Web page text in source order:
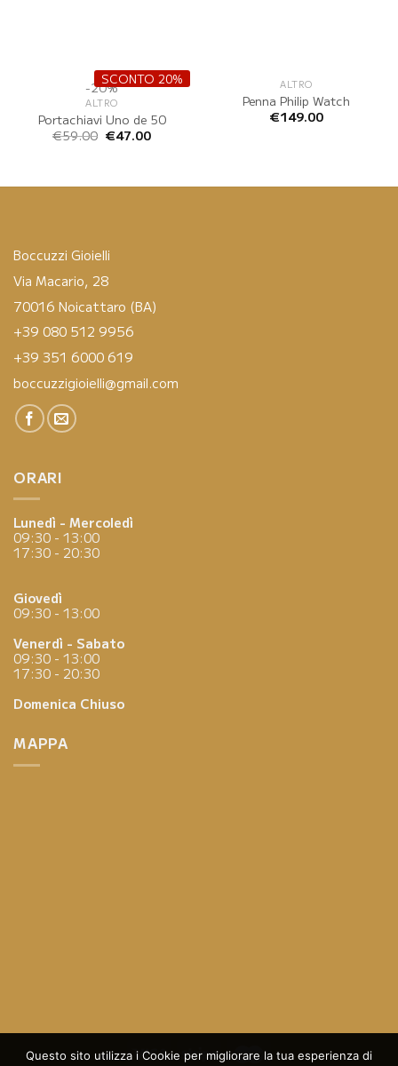
-20%
ALTRO
Portachiavi Uno de 50
SCONTO 20%
€59.00 Il
prezzo
€47.00Il
ALTRO
Penna Philip Watch
€149.00
Boccuzzi Gioielli
Via Macario, 28
70016 Noicattaro (BA)
+39 080 512 9956
+39 351 6000 619
boccuzzigioielli@gmail.com
ORARI
Lunedì - Mercoledì
09:30 - 13:00
17:30 - 20:30
Giovedì
09:30 - 13:00
Venerdì - Sabato
09:30 - 13:00
17:30 - 20:30
Domenica Chiuso
MAPPA
Questo sito utilizza i Cookie per migliorare la tua esperienza di